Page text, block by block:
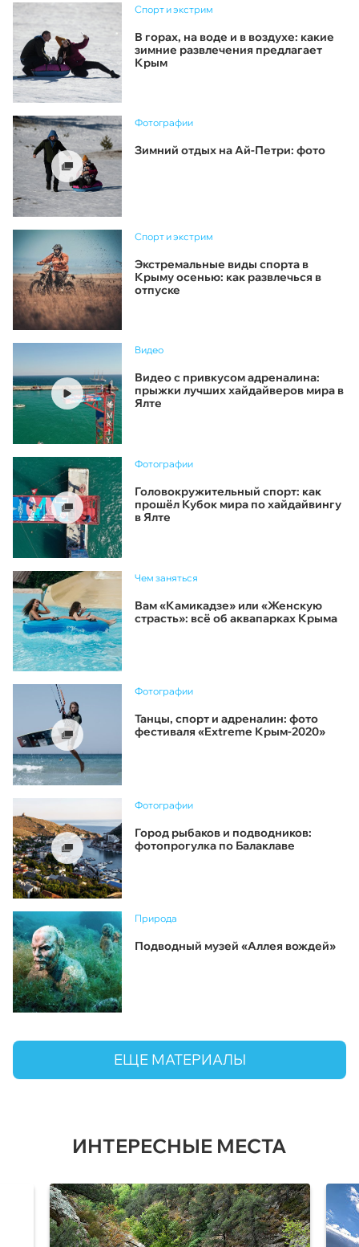
Спорт и экстрим
В горах, на воде и в воздухе: какие
зимние развлечения предлагает
Крым
Фотографии
Зимний отдых на Ай-Петри: фото
Спорт и экстрим
Экстремальные виды спорта в
Крыму осенью: как развлечься в
отпуске
Видео
Видео с привкусом адреналина:
прыжки лучших хайдайверов мира в
Ялте
Фотографии
Головокружительный спорт: как
прошёл Кубок мира по хайдайвингу
в Ялте
Чем заняться
Вам «Камикадзе» или «Женскую
страсть»: всё об аквапарках Крыма
Фотографии
Танцы, спорт и адреналин: фото
фестиваля «Extreme Крым-2020»
Фотографии
Город рыбаков и подводников:
фотопрогулка по Балаклаве
Природа
Подводный музей «Аллея вождей»
ЕЩЕ МАТЕРИАЛЫ
ИНТЕРЕСНЫЕ МЕСТА